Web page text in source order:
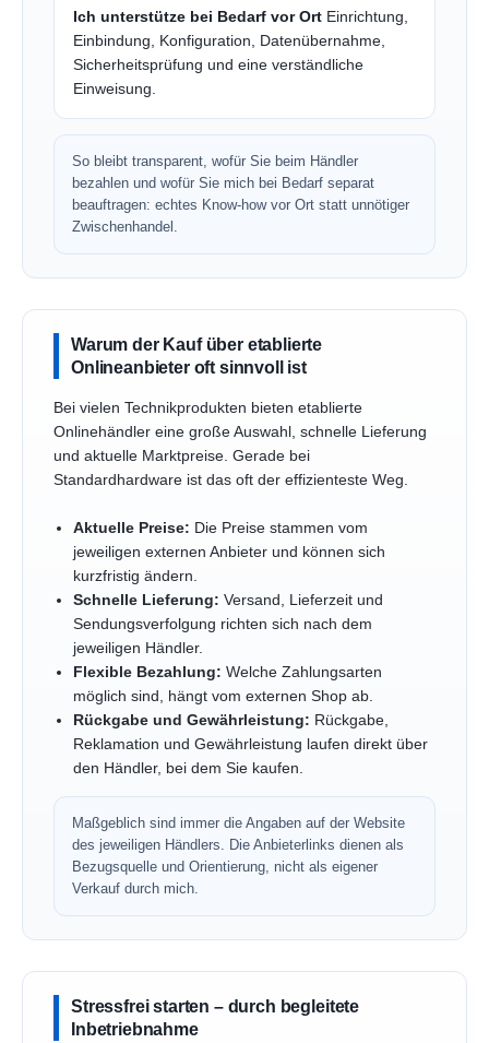
Ich unterstütze bei Bedarf vor Ort Einrichtung,
Einbindung, Konfiguration, Datenübernahme,
Sicherheitsprüfung und eine verständliche
Einweisung.
So bleibt transparent, wofür Sie beim Händler
bezahlen und wofür Sie mich bei Bedarf separat
beauftragen: echtes Know-how vor Ort statt unnötiger
Zwischenhandel.
Warum der Kauf über etablierte
Onlineanbieter oft sinnvoll ist
Bei vielen Technikprodukten bieten etablierte
Onlinehändler eine große Auswahl, schnelle Lieferung
und aktuelle Marktpreise. Gerade bei
Standardhardware ist das oft der effizienteste Weg.
Aktuelle Preise: Die Preise stammen vom
jeweiligen externen Anbieter und können sich
kurzfristig ändern.
Schnelle Lieferung: Versand, Lieferzeit und
Sendungsverfolgung richten sich nach dem
jeweiligen Händler.
Flexible Bezahlung: Welche Zahlungsarten
möglich sind, hängt vom externen Shop ab.
Rückgabe und Gewährleistung: Rückgabe,
Reklamation und Gewährleistung laufen direkt über
den Händler, bei dem Sie kaufen.
Maßgeblich sind immer die Angaben auf der Website
des jeweiligen Händlers. Die Anbieterlinks dienen als
Bezugsquelle und Orientierung, nicht als eigener
Verkauf durch mich.
Stressfrei starten – durch begleitete
Inbetriebnahme